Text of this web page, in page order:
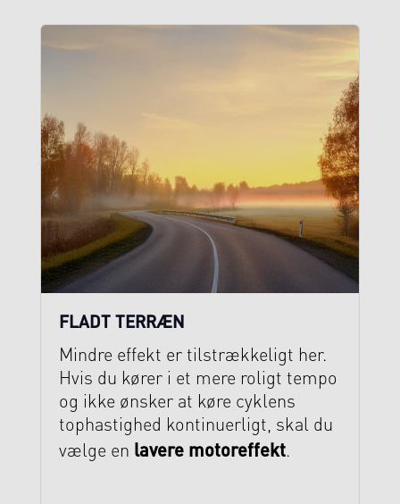
FLADT TERRÆN
Mindre effekt er tilstrækkeligt her.
Hvis du kører i et mere roligt tempo
og ikke ønsker at køre cyklens
tophastighed kontinuerligt, skal du
vælge en lavere motoreffekt.